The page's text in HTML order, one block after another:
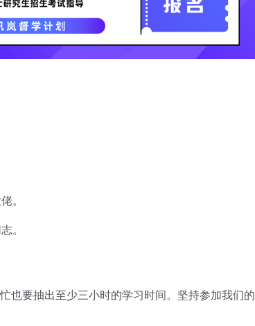
。
。
要抽出至少三小时的学习时间。坚持参加我们的